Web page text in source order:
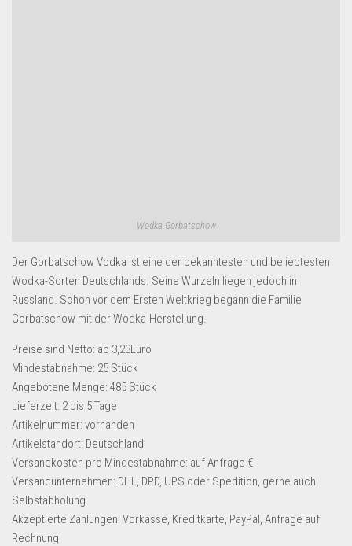
Wodka Gorbatschow
Der Gorbatschow Vodka ist eine der bekanntesten und beliebtesten
Wodka-Sorten Deutschlands. Seine Wurzeln liegen jedoch in
Russland. Schon vor dem Ersten Weltkrieg begann die Familie
Gorbatschow mit der Wodka-Herstellung.
Preise sind Netto: ab 3,23Euro
Mindestabnahme: 25 Stück
Angebotene Menge: 485 Stück
Lieferzeit: 2 bis 5 Tage
Artikelnummer: vorhanden
Artikelstandort: Deutschland
Versandkosten pro Mindestabnahme: auf Anfrage €
Versandunternehmen: DHL, DPD, UPS oder Spedition, gerne auch
Selbstabholung
Akzeptierte Zahlungen: Vorkasse, Kreditkarte, PayPal, Anfrage auf
Rechnung